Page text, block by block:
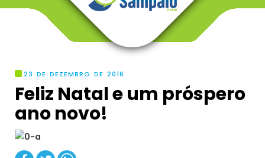
t
i
23 DE DEZEMBRO DE 2016
Feliz Natal e um próspero
ano novo!